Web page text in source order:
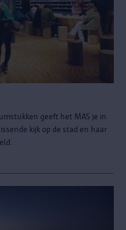
geeft het MAS je in
kijk op de stad en haar